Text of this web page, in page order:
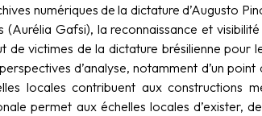
numériques de la dictature d’Augusto
(Aurélia Gafsi), la reconnaissance et
de victimes de la dictature brésilienne pour
d’analyse, notamment d’un
locales contribuent aux constructions
permet aux échelles locales d’exister,